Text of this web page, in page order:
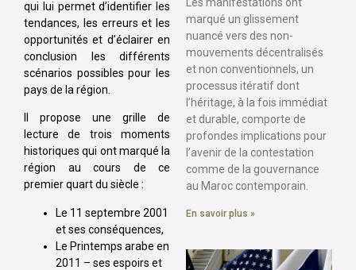
qui lui permet d’identifier les
tendances, les erreurs et les
opportunités et d’éclairer en
conclusion les différents
scénarios possibles pour les
pays de la région.
II propose une grille de
lecture de trois moments
historiques qui ont marqué la
région au cours de ce
premier quart du siècle :
Le 11 septembre 2001
et ses conséquences,
Le Printemps arabe en
2011 – ses espoirs et
marqué un glissement
nuancé vers des non-
mouvements décentralisés
et non conventionnels, un
processus itératif dont
l’héritage, à la fois immédiat
et durable, comporte de
profondes implications pour
l’avenir de la contestation
comme de la gouvernance
au Maroc contemporain.
En savoir plus »